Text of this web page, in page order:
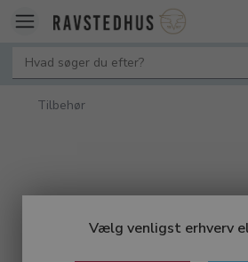
Vælg venligst erhverv
Tilbehør